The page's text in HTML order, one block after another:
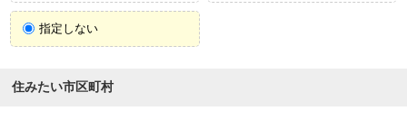
指定しない
住みたい市区町村